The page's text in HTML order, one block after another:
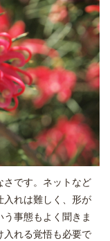
さです。ネットなど
入れは難しく、形が
事態もよく聞きま
れる覚悟も必要で